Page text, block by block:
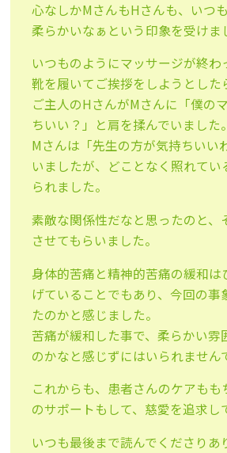
心なしかMさんもHさんも、いつ
柔らかいなぁという印象を受けま
いつものようにマッサージが終わ
靴を履いてご挨拶をしようとした
ご主人のHさんがMさんに「僕の
ちいい？」と肩を揉んでいました。
Mさんは「先生の方が気持ちいい
いましたが、どことなく照れてい
られました。
素敵な関係性だなと思ったのと、
させてもらいました。
身体的苦痛と精神的苦痛の緩和は
げていることでもあり、今回の事
たのかと感じました。
苦痛が緩和した事で、柔らかい雰
のかなと感じずにはいられません
これからも、患者さんのケアもも
のサポートもして、慈愛を追求し
いつも最後まで読んでくださりあ